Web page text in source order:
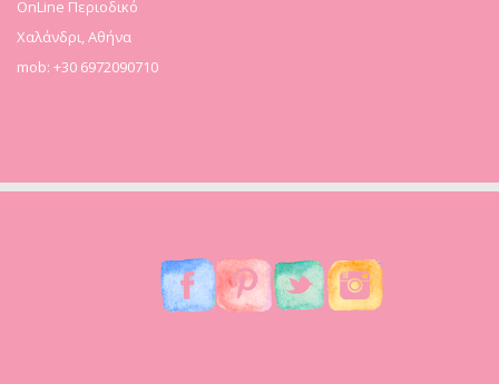
OnLine Περιοδικό
Χαλάνδρι, Αθήνα
mob: +30 6972090710